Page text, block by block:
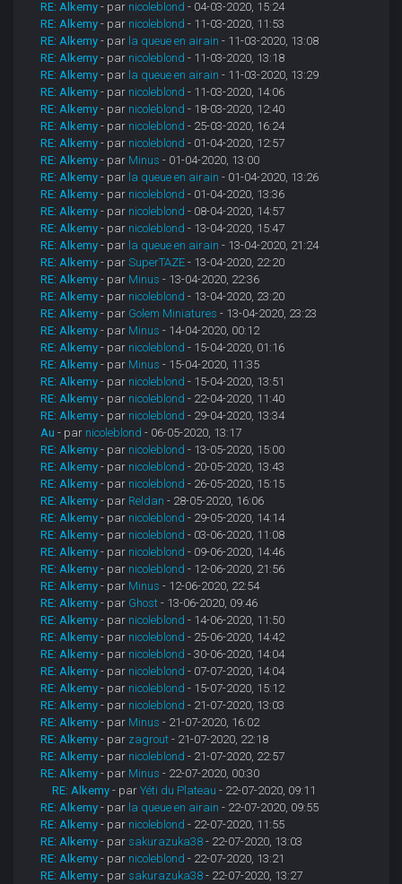
RE: Alkemy - par nicoleblond - 04-03-2020, 15:24
RE: Alkemy - par nicoleblond - 11-03-2020, 11:53
RE: Alkemy - par la queue en airain - 11-03-2020, 13:08
RE: Alkemy - par nicoleblond - 11-03-2020, 13:18
RE: Alkemy - par la queue en airain - 11-03-2020, 13:29
RE: Alkemy - par nicoleblond - 11-03-2020, 14:06
RE: Alkemy - par nicoleblond - 18-03-2020, 12:40
RE: Alkemy - par nicoleblond - 25-03-2020, 16:24
RE: Alkemy - par nicoleblond - 01-04-2020, 12:57
RE: Alkemy - par Minus - 01-04-2020, 13:00
RE: Alkemy - par la queue en airain - 01-04-2020, 13:26
RE: Alkemy - par nicoleblond - 01-04-2020, 13:36
RE: Alkemy - par nicoleblond - 08-04-2020, 14:57
RE: Alkemy - par nicoleblond - 13-04-2020, 15:47
RE: Alkemy - par la queue en airain - 13-04-2020, 21:24
RE: Alkemy - parSuperTAZE - 13-04-2020, 22:20
RE: Alkemy - par Minus - 13-04-2020, 22:36
RE: Alkemy - par nicoleblond - 13-04-2020, 23:20
RE: Alkemy - par Golem Miniatures - 13-04-2020, 23:23
RE: Alkemy - par Minus - 14-04-2020, 00:12
RE: Alkemy - par nicoleblond - 15-04-2020, 01:16
RE: Alkemy - par Minus - 15-04-2020, 11:35
RE: Alkemy - par nicoleblond - 15-04-2020, 13:51
RE: Alkemy - par nicoleblond - 22-04-2020, 11:40
RE: Alkemy - par nicoleblond - 29-04-2020, 13:34
Au - par nicoleblond - 06-05-2020, 13:17
RE: Alkemy - par nicoleblond - 13-05-2020, 15:00
RE: Alkemy - par nicoleblond - 20-05-2020, 13:43
RE: Alkemy - par nicoleblond - 26-05-2020, 15:15
RE: Alkemy - par Reldan - 28-05-2020, 16:06
RE: Alkemy - par nicoleblond - 29-05-2020, 14:14
RE: Alkemy - par nicoleblond - 03-06-2020, 11:08
RE: Alkemy - par nicoleblond - 09-06-2020, 14:46
RE: Alkemy - par nicoleblond - 12-06-2020, 21:56
RE: Alkemy - par Minus - 12-06-2020, 22:54
RE: Alkemy - par Ghost - 13-06-2020, 09:46
RE: Alkemy - par nicoleblond - 14-06-2020, 11:50
RE: Alkemy - par nicoleblond - 25-06-2020, 14:42
RE: Alkemy - par nicoleblond - 30-06-2020, 14:04
RE: Alkemy - par nicoleblond - 07-07-2020, 14:04
RE: Alkemy - par nicoleblond - 15-07-2020, 15:12
RE: Alkemy - par nicoleblond - 21-07-2020, 13:03
RE: Alkemy - par Minus - 21-07-2020, 16:02
RE: Alkemy - par zagrout - 21-07-2020, 22:18
RE: Alkemy - par nicoleblond - 21-07-2020, 22:57
RE: Alkemy - par Minus - 22-07-2020, 00:30
RE: Alkemy - parYéti du Plateau - 22-07-2020, 09:11
RE: Alkemy - par la queue en airain - 22-07-2020, 09:55
RE: Alkemy - par nicoleblond - 22-07-2020, 11:55
RE: Alkemy - par sakurazuka38 - 22-07-2020, 13:03
RE: Alkemy - par nicoleblond - 22-07-2020, 13:21
RE: Alkemy - par sakurazuka38 - 22-07-2020, 13:27